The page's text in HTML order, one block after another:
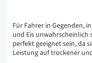
Für Fahrer in Gegenden,
und Eis unwahrscheinlich
perfekt geeignet sein, da
Leistung auf trockener